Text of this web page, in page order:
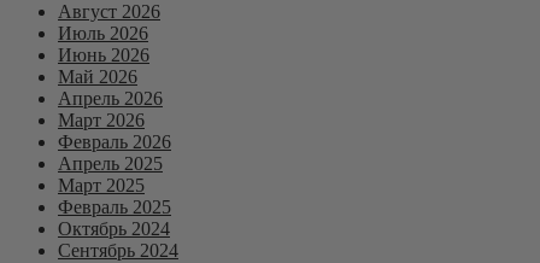
Август 2026
Июль 2026
Июнь 2026
Май 2026
Апрель 2026
Март 2026
Февраль 2026
Апрель 2025
Март 2025
Февраль 2025
Октябрь 2024
Сентябрь 2024